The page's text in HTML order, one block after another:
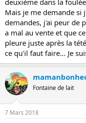
Mais je me demande
demandes, j'ai peur de
a mal au vente et que
pleure juste après la
ce qu'il faut faire... Je
Fontaine de lait
7 Mars 2018